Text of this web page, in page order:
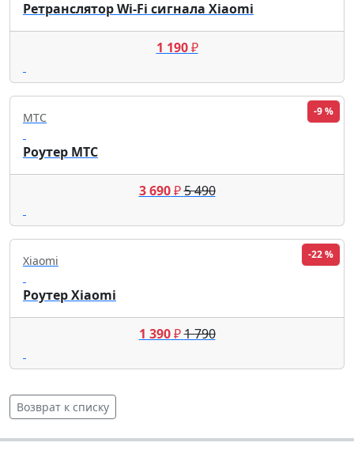
Ретранслятор Wi-Fi сигнала Xiaomi
1 190₽
-9 %
МТС
Роутер МТС
3 690₽5 490
-22 %
Xiaomi
Роутер Xiaomi
1 390₽1 790
Возврат к списку